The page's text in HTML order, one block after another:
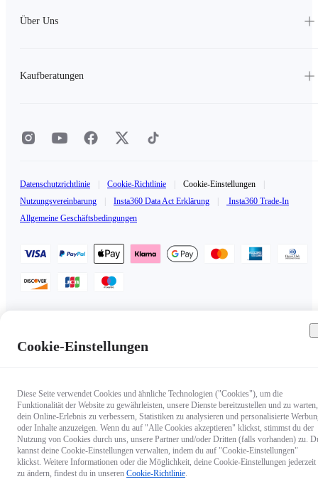
Über Uns
Kaufberatungen
Datenschutzrichtlinie Cookie-Richtlinie Cookie-Einstellungen
Nutzungsvereinbarung
Insta360 Data Act Erklärung
Insta360 Trade-In
Allgemeine Geschäftsbedingungen
Copyright © 2025 Insta360 All rights reserved.
Cookie-Einstellungen
Diese Seite verwendet Cookies und ähnliche Technologien ("Cookies"), um die
Funktionalität der Website zu gewährleisten, unsere Dienste bereitzustellen und zu warten,
dein Online-Erlebnis zu verbessern, Statistiken zu analysieren und personalisierte
oder Inhalte anzuzeigen. Wenn du auf "Alle Cookies akzeptieren" klickst, stimmst du der
Nutzung von Cookies durch uns, unsere Partner und/oder Dritten (falls vorhanden) zu.
kannst deine Cookie-Einstellungen verwalten, indem du auf "Cookie-Einstellungen"
klickst. Weitere Informationen oder die Möglichkeit, deine Cookie-Einstellungen jederzeit
zu ändern, findest du in unseren Cookie-Richtlinie.